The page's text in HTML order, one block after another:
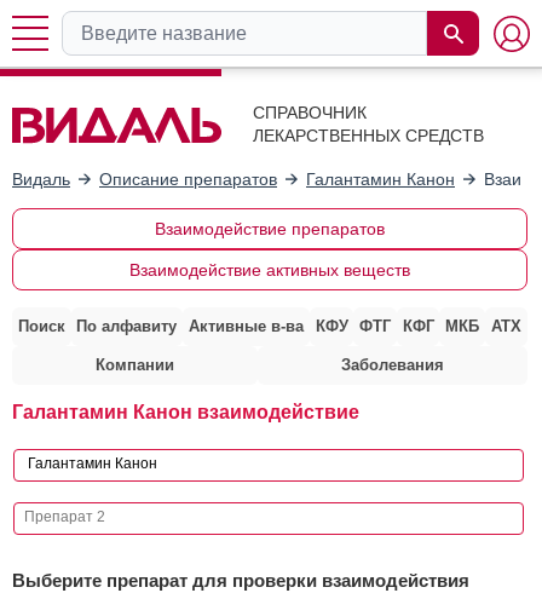
СПРАВОЧНИК
ЛЕКАРСТВЕННЫХ СРЕДСТВ
Видаль Описание препаратов Галантамин Канон
Взаимодействие препаратов
Взаимодействие активных веществ
Поиск По алфавиту Активные в-ва КФУ ФТГ КФГ МКБ АТХ
Компании Заболевания
Галантамин Канон взаимодействие
Выберите препарат для проверки взаимодействия